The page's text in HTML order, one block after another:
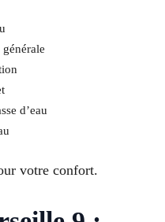
d’eau
votre confort.